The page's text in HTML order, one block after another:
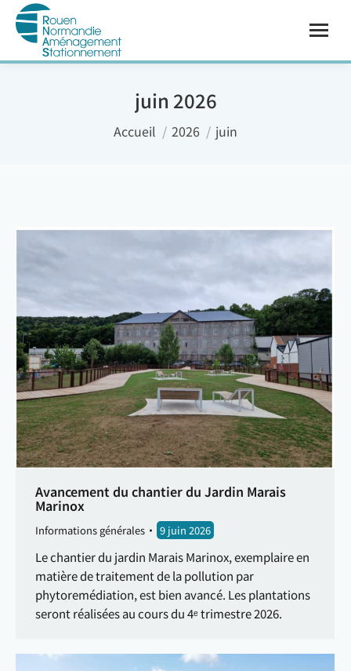
juin 2026
Vous êtes ici :
Accueil 2026 juin
Avancement du chantier du Jardin Marais
Marinox
Informations générales 9 juin 2026
Le chantier du jardin Marais Marinox, exemplaire en
matière de traitement de la pollution par
phytoremédiation, est bien avancé. Les plantations
seront réalisées au cours du 4ᵉ trimestre 2026.